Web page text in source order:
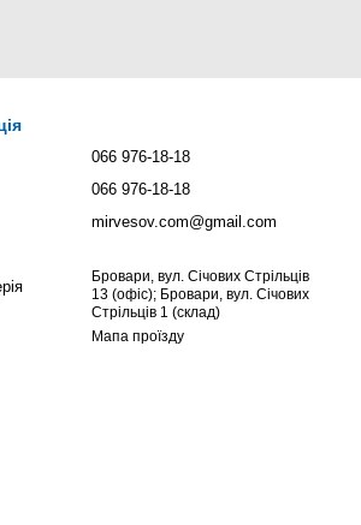
066 976-18-18
066 976-18-18
mirvesov.com@gmail.com
Бровари, вул. Січових Стрільців
13 (офіс); Бровари, вул. Січових
Стрільців 1 (склад)
Мапа проїзду